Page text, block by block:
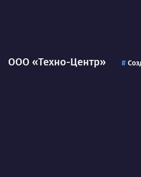
ООО «Техно-Центр»